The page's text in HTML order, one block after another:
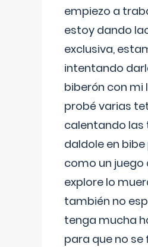
empiezo a
estoy dando
exclusiva,
intentando
biberón con mi
probé varias
calentando las
daldole en
como un juego
explore lo
también no
tenga mucha
para que no se